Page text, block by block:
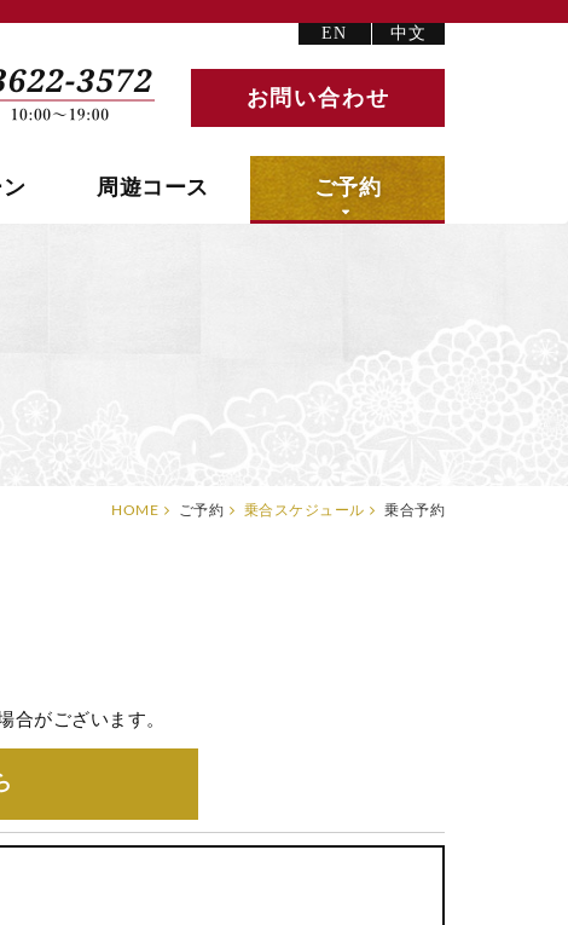
中文
EN
お問い合わせ
周遊コース ご予約
HOME ご予約 乗合スケジュール 乗合予約
合がございます。